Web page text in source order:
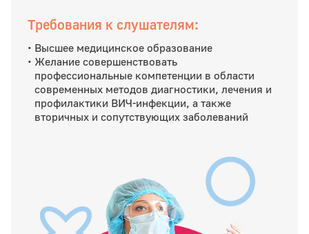
Требования к слушателям:
Высшее медицинское образование
Желание совершенствовать
профессиональные компетенции в области
современных методов диагностики, лечения и
профилактики ВИЧ-инфекции, а также
вторичных и сопутствующих заболеваний